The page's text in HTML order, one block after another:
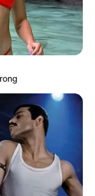
και δίκαιη
ομιλίας του
οποίος δεν...